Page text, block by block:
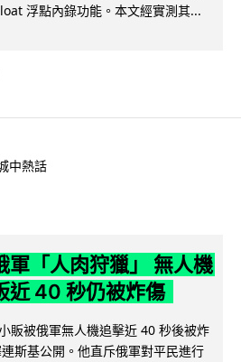
浮點內錄功能。本文經實測其...
中熱話
軍「人肉狩獵」 無人機
近 40 秒仍被炸傷
販被俄軍無人機追擊近 40 秒後被炸
斯基公開。他直斥俄軍對平民進行